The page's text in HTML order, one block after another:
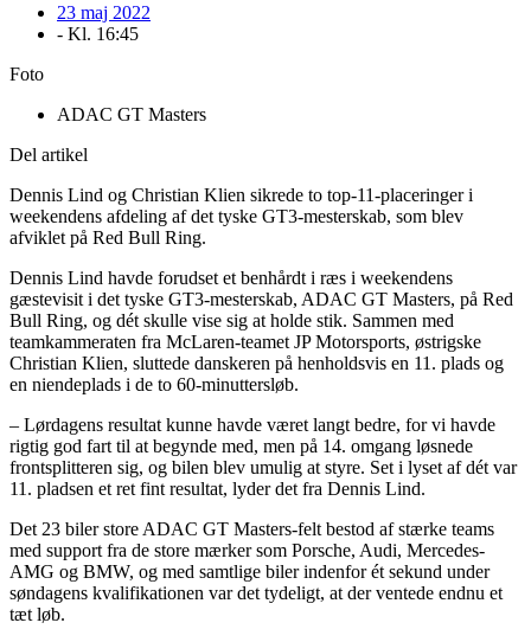
23 maj 2022
- Kl. 16:45
Foto
ADAC GT Masters
Del artikel
Dennis Lind og Christian Klien sikrede to top-11-placeringer i
weekendens afdeling af det tyske GT3-mesterskab, som blev
afviklet på Red Bull Ring.
Dennis Lind havde forudset et benhårdt i ræs i weekendens
gæstevisit i det tyske GT3-mesterskab, ADAC GT Masters, på Red
Bull Ring, og dét skulle vise sig at holde stik. Sammen med
teamkammeraten fra McLaren-teamet JP Motorsports, østrigske
Christian Klien, sluttede danskeren på henholdsvis en 11. plads og
en niendeplads i de to 60-minuttersløb.
– Lørdagens resultat kunne havde været langt bedre, for vi havde
rigtig god fart til at begynde med, men på 14. omgang løsnede
frontsplitteren sig, og bilen blev umulig at styre. Set i lyset af dét var
11. pladsen et ret fint resultat, lyder det fra Dennis Lind.
Det 23 biler store ADAC GT Masters-felt bestod af stærke teams
med support fra de store mærker som Porsche, Audi, Mercedes-
AMG og BMW, og med samtlige biler indenfor ét sekund under
søndagens kvalifikationen var det tydeligt, at der ventede endnu et
tæt løb.